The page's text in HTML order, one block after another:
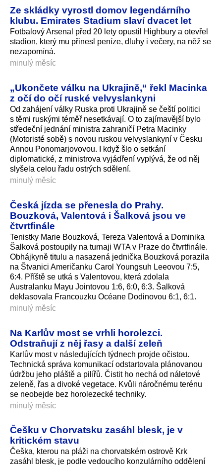
Ze skládky vyrostl domov legendárního
klubu. Emirates Stadium slaví dvacet let
Fotbalový Arsenal před 20 lety opustil Highbury a otevřel
stadion, který mu přinesl peníze, dluhy i večery, na něž se
nezapomíná.
minulý měsíc
„Ukončete válku na Ukrajině,“ řekl Macinka
z očí do očí ruské velvyslankyni
Od zahájení války Ruska proti Ukrajině se čeští politici
s těmi ruskými téměř nesetkávají. O to zajímavější bylo
středeční jednání ministra zahraničí Petra Macinky
(Motoristé sobě) s novou ruskou velvyslankyní v Česku
Annou Ponomarjovovou. I když šlo o setkání
diplomatické, z ministrova vyjádření vyplývá, že od něj
slyšela celou řadu ostrých sdělení.
minulý měsíc
Česká jízda se přenesla do Prahy.
Bouzková, Valentová i Šalková jsou ve
čtvrtfinále
Tenistky Marie Bouzková, Tereza Valentová a Dominika
Šalková postoupily na turnaji WTA v Praze do čtvrtfinále.
Obhájkyně titulu a nasazená jednička Bouzková porazila
na Štvanici Američanku Carol Youngsuh Leeovou 7:5,
6:4. Příště se utká s Valentovou, která zdolala
Australanku Mayu Jointovou 1:6, 6:0, 6:3. Šalková
deklasovala Francouzku Océane Dodinovou 6:1, 6:1.
minulý měsíc
Na Karlův most se vrhli horolezci.
Odstraňují z něj řasy a další zeleň
Karlův most v následujících týdnech projde očistou.
Technická správa komunikací odstartovala plánovanou
údržbu jeho pláště a pilířů. Čistit ho nechá od náletové
zeleně, řas a divoké vegetace. Kvůli náročnému terénu
se neobejde bez horolezecké techniky.
minulý měsíc
Češku v Chorvatsku zasáhl blesk, je v
kritickém stavu
Češka, kterou na pláži na chorvatském ostrově Krk
zasáhl blesk, je podle vedoucího konzulárního oddělení